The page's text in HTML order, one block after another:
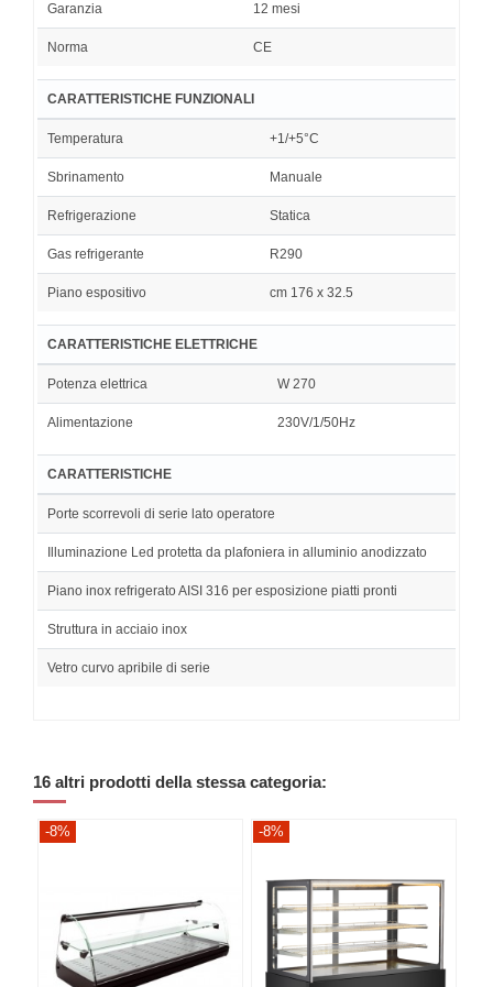
Garanzia 12 mesi
Norma CE
CARATTERISTICHE FUNZIONALI
Temperatura +1/+5°C
Sbrinamento Manuale
Refrigerazione Statica
Gas refrigerante R290
Piano espositivo cm 176 x 32.5
CARATTERISTICHE ELETTRICHE
Potenza elettrica W 270
Alimentazione 230V/1/50Hz
CARATTERISTICHE
Porte scorrevoli di serie lato operatore
Illuminazione Led protetta da plafoniera in alluminio anodizzato
Piano inox refrigerato AISI 316 per esposizione piatti pronti
Struttura in acciaio inox
Vetro curvo apribile di serie
16 altri prodotti della stessa categoria:
-8% -8%